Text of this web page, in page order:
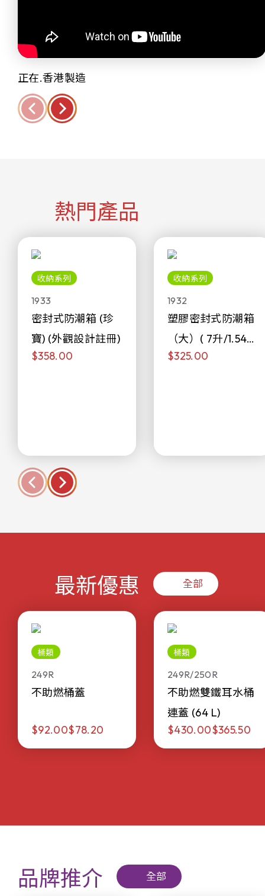
正在.香港製造
熱門產品
收納系列
1933
密封式防潮箱 (珍
寶) (外觀設計註冊)
$358.00
收納系列
1932
塑膠密封式防潮箱
（大）( 7升/1.54加
侖)
$325.00
最新優惠 全部
桶類
249R
不助燃桶蓋
$92.00$78.20
桶類
249R/250R
不助燃雙鐵耳水桶
連蓋 (64 L)
$430.00$365.50
品牌推介 全部